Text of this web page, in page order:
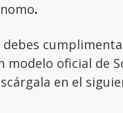
.
debes
modelo oficial de
en el